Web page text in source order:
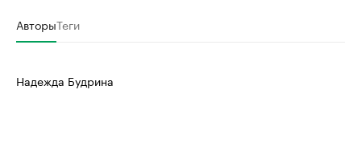
АвторыТеги
Надежда Будрина